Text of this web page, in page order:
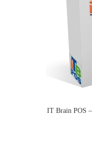
IT Brain POS